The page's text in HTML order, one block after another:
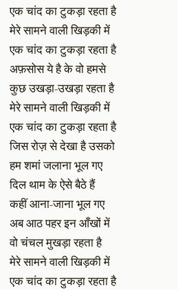
एक चांद का टुकड़ा रहता है
मेरे सामने वाली खिड़की में
एक चांद का टुकड़ा रहता है
अफ़सोस ये है के वो हमसे
कुछ उखड़ा-उखड़ा रहता है
मेरे सामने वाली खिड़की में
एक चांद का टुकड़ा रहता है
जिस रोज़ से देखा है उसको
हम शमां जलाना भूल गए
दिल थाम के ऐसे बैठे हैं
कहीं आना-जाना भूल गए
अब आठ पहर इन आँखों में
वो चंचल मुखड़ा रहता है
मेरे सामने वाली खिड़की में
एक चांद का टुकड़ा रहता है